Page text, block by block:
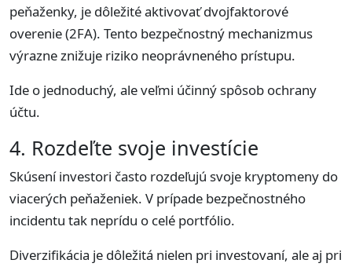
peňaženky, je dôležité aktivovať dvojfaktorové
overenie (2FA). Tento bezpečnostný mechanizmus
výrazne znižuje riziko neoprávneného prístupu.
Ide o jednoduchý, ale veľmi účinný spôsob ochrany
účtu.
4. Rozdeľte svoje investície
Skúsení investori často rozdeľujú svoje kryptomeny do
viacerých peňaženiek. V prípade bezpečnostného
incidentu tak neprídu o celé portfólio.
Diverzifikácia je dôležitá nielen pri investovaní, ale aj pri